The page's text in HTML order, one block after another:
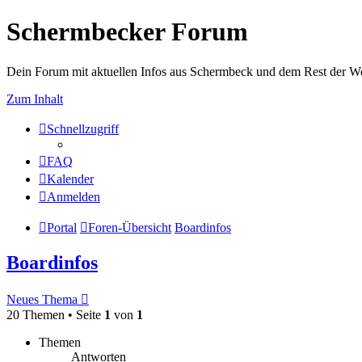
Schermbecker Forum
Dein Forum mit aktuellen Infos aus Schermbeck und dem Rest der
Zum Inhalt
Schnellzugriff
FAQ
Kalender
Anmelden
Portal Foren-Übersicht Boardinfos
Boardinfos
Neues Thema
20 Themen • Seite 1 von 1
Themen
Antworten